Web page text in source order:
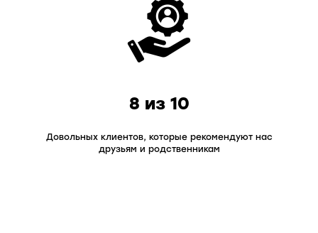
8 из 10
Довольных клиентов, которые рекомендуют нас
друзьям и родственникам